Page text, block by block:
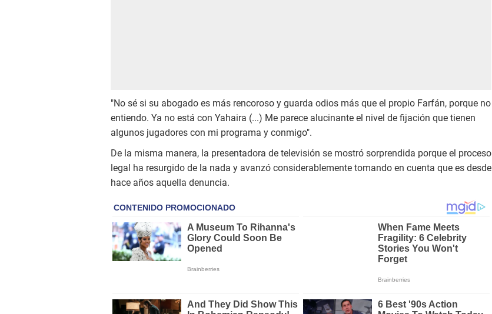
"No sé si su abogado es más rencoroso y guarda odios más que el propio Farfán, porque no
entiendo. Ya no está con Yahaira (...) Me parece alucinante el nivel de fijación que tienen
algunos jugadores con mi programa y conmigo".
De la misma manera, la presentadora de televisión se mostró sorprendida porque el proceso
legal ha resurgido de la nada y avanzó considerablemente tomando en cuenta que es desde
hace años aquella denuncia.